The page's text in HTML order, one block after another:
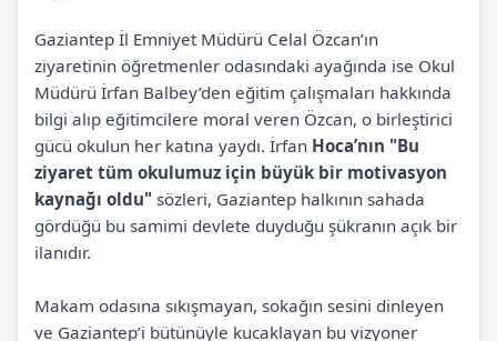
Gaziantep İl Emniyet Müdürü Celal Özcan’ın
ziyaretinin öğretmenler odasındaki ayağında ise Okul
Müdürü İrfan Balbey’den eğitim çalışmaları hakkında
bilgi alıp eğitimcilere moral veren Özcan, o birleştirici
gücü okulun her katına yaydı. İrfan Hoca’nın "Bu
ziyaret tüm okulumuz için büyük bir motivasyon
kaynağı oldu" sözleri, Gaziantep halkının sahada
gördüğü bu samimi devlete duyduğu şükranın açık bir
ilanıdır.
Makam odasına sıkışmayan, sokağın sesini dinleyen
ve Gaziantep’i bütünüyle kucaklayan bu vizyoner